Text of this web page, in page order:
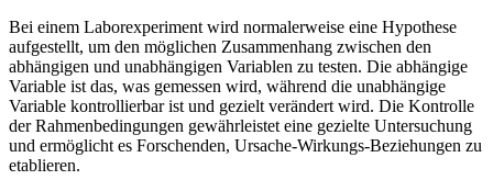
Bei einem Laborexperiment wird normalerweise eine Hypothese
aufgestellt, um den möglichen Zusammenhang zwischen den
abhängigen und unabhängigen Variablen zu testen. Die abhängige
Variable ist das, was gemessen wird, während die unabhängige
Variable kontrollierbar ist und gezielt verändert wird. Die Kontrolle
der Rahmenbedingungen gewährleistet eine gezielte Untersuchung
und ermöglicht es Forschenden, Ursache-Wirkungs-Beziehungen zu
etablieren.